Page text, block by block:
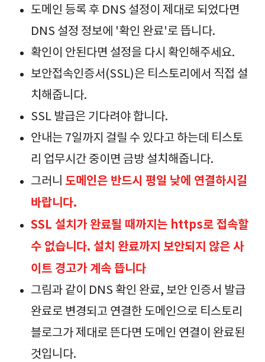
도메인 등록 후 DNS 설정이 제대로 되었다면
DNS 설정 정보에 '확인 완료'로 뜹니다.
확인이 안된다면 설정을 다시 확인해주세요.
보안접속인증서(SSL)은 티스토리에서 직접 설
치해줍니다.
SSL 발급은 기다려야 합니다.
안내는 7일까지 걸릴 수 있다고 하는데 티스토
리 업무시간 중이면 금방 설치해줍니다.
그러니 도메인은 반드시 평일 낮에 연결하시길
바랍니다.
SSL 설치가 완료될 때까지는 https로 접속할
수 없습니다. 설치 완료까지 보안되지 않은 사
이트 경고가 계속 뜹니다
그림과 같이 DNS 확인 완료, 보안 인증서 발급
완료로 변경되고 연결한 도메인으로 티스토리
블로그가 제대로 뜬다면 도메인 연결이 완료된
것입니다.